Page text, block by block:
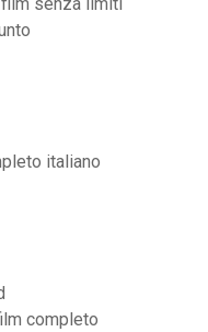
senza limiti
italiano
completo